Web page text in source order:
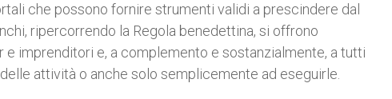
che possono fornire strumenti validi a prescindere dal
ripercorrendo la Regola benedettina, si offrono
imprenditori e, a complemento e sostanzialmente, a tutti
attività o anche solo semplicemente ad eseguirle.